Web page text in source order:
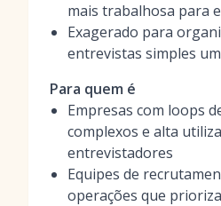
mais trabalhosa para
Exagerado para
entrevistas simples
Para quem é
Empresas com loops
complexos e alta
entrevistadores
Equipes de
operações que